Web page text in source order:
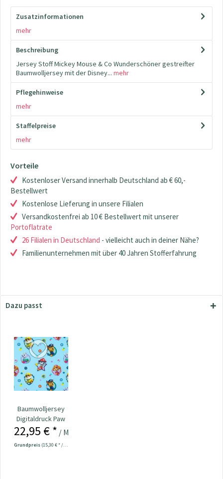
Zusatzinformationen
mehr
Beschreibung
Jersey Stoff Mickey Mouse & Co Wunderschöner gestreifter
Baumwolljersey mit der Disney... mehr
Pflegehinweise
mehr
Staffelpreise
mehr
Vorteile
Kostenloser Versand innerhalb Deutschland ab € 60,-
Bestellwert
Kostenlose Lieferung in unsere Filialen
Versandkostenfrei ab 10 € Bestellwert mit unserer
Portoflatrate
26 Filialen in Deutschland - vielleicht auch in deiner Nähe?
Familienunternehmen mit über 40 Jahren Stofferfahrung
Dazu passt
Baumwolljersey
Digitaldruck Paw
Patrol...
22,95 € * / Meter
Grundpreis (15,30 € * / 1 m²)